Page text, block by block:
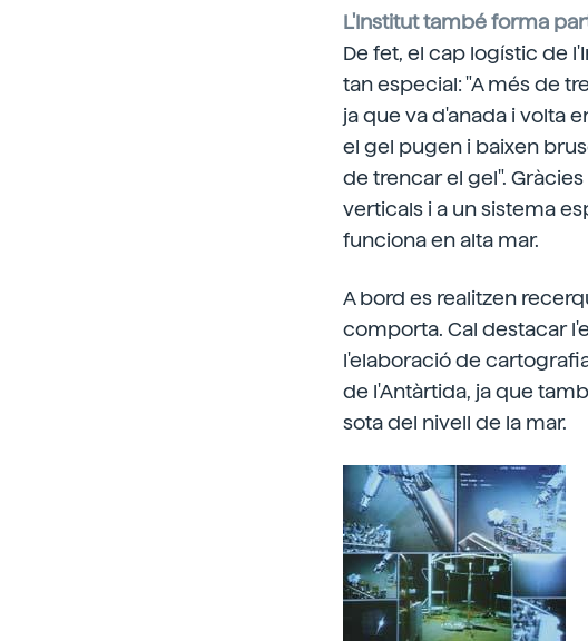
L'Institut també forma
De fet, el cap logístic de
tan especial: "A més de
ja que va d'anada i volta
el gel pugen i baixen
de trencar el gel".
verticals i a un sistema
funciona en alta mar.
A bord es realitzen
comporta. Cal destacar
l'elaboració de
de l'Antàrtida, ja que
sota del nivell de la mar.